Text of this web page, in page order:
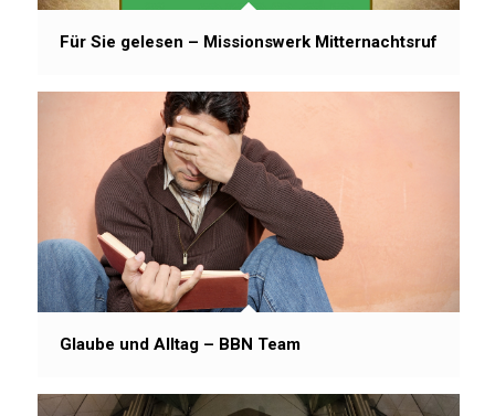
Für Sie gelesen – Missionswerk Mitternachtsruf
Glaube und Alltag – BBN Team